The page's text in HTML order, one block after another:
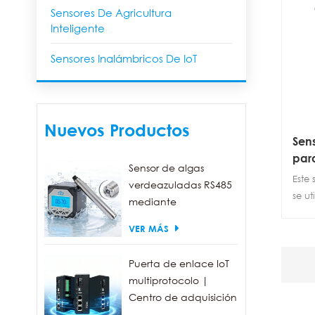
Sensores De Agricultura
Inteligente
Sensores Inalámbricos De IoT
Nuevos Productos
Sensor de algas
verdeazuladas RS485
mediante
rango de detección
células/ml.
VER MÁS
Puerta de enlace IoT
multiprotocolo |
Centro de adquisición
en
Este
se